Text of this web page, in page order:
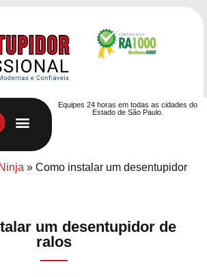
Equipes 24 horas em todas as cidades do
Estado de São Paulo.
» Como instalar um desentupidor
um desentupidor de
ralos